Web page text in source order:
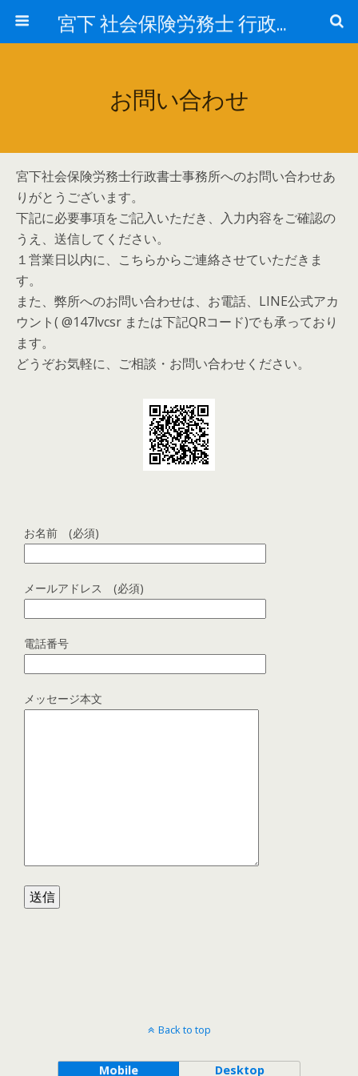
宮下 社会保険労務士 行政書士事務所
お問い合わせ
宮下社会保険労務士行政書士事務所へのお問い合わせあ
りがとうございます。
下記に必要事項をご記入いただき、入力内容をご確認の
うえ、送信してください。
１営業日以内に、こちらからご連絡させていただきま
す。
また、弊所へのお問い合わせは、お電話、LINE公式アカ
ウント( @147lvcsr または下記QRコード)でも承っており
ます。
どうぞお気軽に、ご相談・お問い合わせください。
お名前 (必須)
メールアドレス (必須)
電話番号
メッセージ本文
Back to top
Mobile Desktop